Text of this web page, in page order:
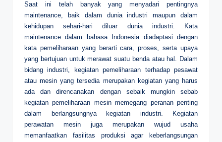
Saat ini telah banyak yang menyadari pentingnya
maintenance, baik dalam dunia industri maupun dalam
kehidupan sehari-hari diluar dunia industri. Kata
maintenance dalam bahasa Indonesia diadaptasi dengan
kata pemeliharaan yang berarti cara, proses, serta upaya
yang bertujuan untuk merawat suatu benda atau hal. Dalam
bidang industri, kegiatan pemeliharaan terhadap pesawat
atau mesin yang tersedia merupakan kegiatan yang harus
ada dan direncanakan dengan sebaik mungkin sebab
kegiatan pemeliharaan mesin memegang peranan penting
dalam berlangsungnya kegiatan industri. Kegiatan
perawatan mesin juga merupakan wujud usaha
memanfaatkan fasilitas produksi agar keberlangsungan